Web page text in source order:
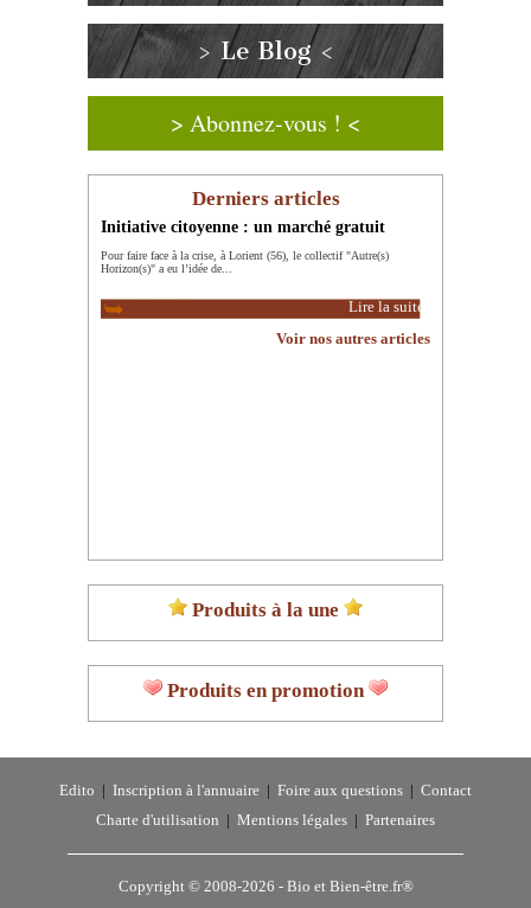
> Le Blog <
> Abonnez-vous ! <
Derniers articles
Initiative citoyenne : un marché gratuit
Pour faire face à la crise, à Lorient (56), le collectif "Autre(s)
Horizon(s)" a eu l’idée de...
Lire la suite
Voir nos autres articles
Produits à la une
Produits en promotion
Edito Inscription à l'annuaire Foire aux questions
Contact
Charte d'utilisation
Mentions légales Partenaires
Copyright © 2008-2026 - Bio et Bien-être.fr®